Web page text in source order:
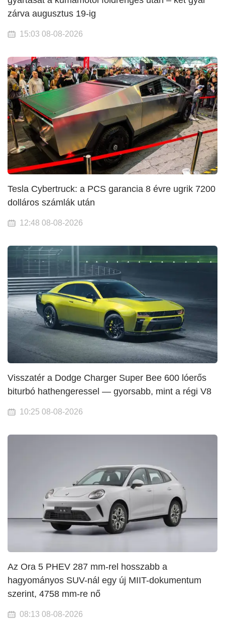
zárva augusztus 19-ig
15:03 08-08-2026
Tesla Cybertruck: a PCS garancia 8 évre ugrik 7200
dolláros számlák után
12:48 08-08-2026
Visszatér a Dodge Charger Super Bee 600 lóerős
biturbó hathengeressel — gyorsabb, mint a régi V8
10:25 08-08-2026
Az Ora 5 PHEV 287 mm-rel hosszabb a
hagyományos SUV-nál egy új MIIT-dokumentum
szerint, 4758 mm-re nő
08:13 08-08-2026